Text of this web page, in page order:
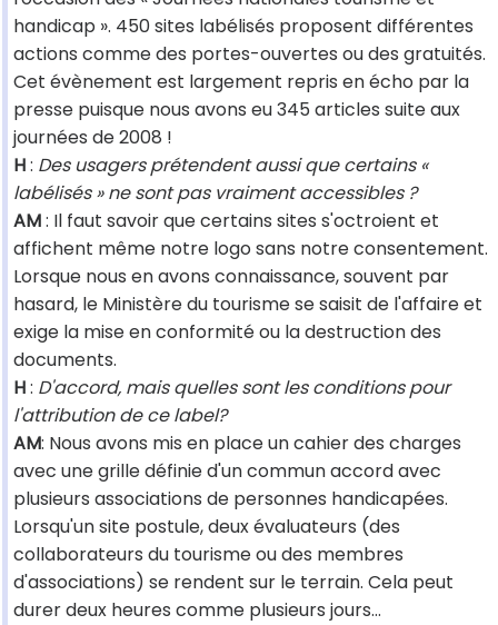
handicap ». 450 sites labélisés proposent différentes
actions comme des portes-ouvertes ou des gratuités.
Cet évènement est largement repris en écho par la
presse puisque nous avons eu 345 articles suite aux
journées de 2008 !
H: Des usagers prétendent aussi que certains «
labélisés » ne sont pas vraiment accessibles ?
AM: Il faut savoir que certains sites s'octroient et
affichent même notre logo sans notre consentement.
Lorsque nous en avons connaissance, souvent par
hasard, le Ministère du tourisme se saisit de l'affaire et
exige la mise en conformité ou la destruction des
documents.
H: D'accord, mais quelles sont les conditions pour
l'attribution de ce label?
AM: Nous avons mis en place un cahier des charges
avec une grille définie d'un commun accord avec
plusieurs associations de personnes handicapées.
Lorsqu'un site postule, deux évaluateurs (des
collaborateurs du tourisme ou des membres
d'associations) se rendent sur le terrain. Cela peut
durer deux heures comme plusieurs jours...